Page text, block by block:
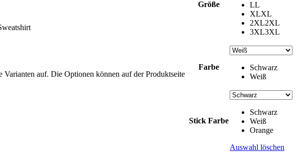
Größe
LL
XLXL
2XL2XL
3XL3XL
Farbe
Schwarz
Weiß
Stick Farbe
Schwarz
Weiß
Orange
Auswahl löschen
Varianten auf. Die Optionen können auf der Produktseite